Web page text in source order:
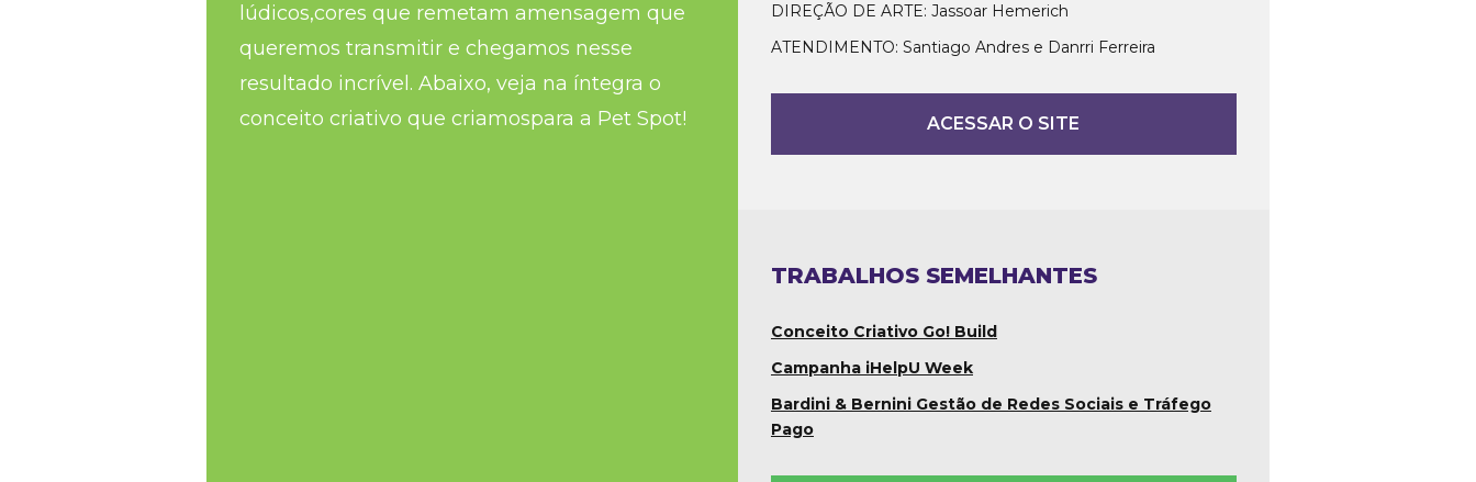
lúdicos,cores que remetam amensagem que
queremos transmitir e chegamos nesse
resultado incrível. Abaixo, veja na íntegra o
conceito criativo que criamospara a Pet Spot!
DIREÇÃO DE ARTE: Jassoar Hemerich
ATENDIMENTO: Santiago Andres e Danrri Ferreira
ACESSAR O SITE
TRABALHOS SEMELHANTES
Conceito Criativo Go! Build
Campanha iHelpU Week
Bardini & Bernini Gestão de Redes Sociais e Tráfego
Pago